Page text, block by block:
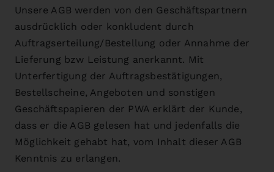
Unsere AGB werden von den Geschäftspartnern
ausdrücklich oder konkludent durch
Auftragserteilung/Bestellung oder Annahme der
Lieferung bzw Leistung anerkannt. Mit
Unterfertigung der Auftragsbestätigungen,
Bestellscheine, Angeboten und sonstigen
Geschäftspapieren der PWA erklärt der Kunde,
dass er die AGB gelesen hat und jedenfalls die
Möglichkeit gehabt hat, vom Inhalt dieser AGB
Kenntnis zu erlangen.